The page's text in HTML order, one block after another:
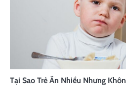
Tại Sao Trẻ Ăn Nhiều Nhưng